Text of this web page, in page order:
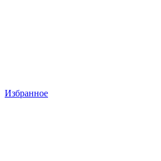
Избранное